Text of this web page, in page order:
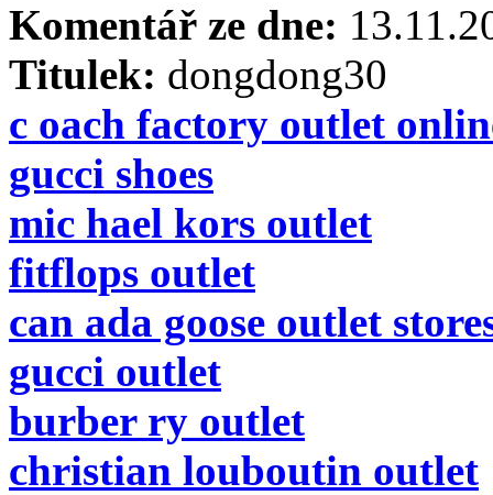
Komentář ze dne:
Titulek: dongdong30
c oach factory outlet
gucci shoes
mic hael kors outlet
fitflops outlet
can ada goose outlet
gucci outlet
burber ry outlet
christian louboutin outlet